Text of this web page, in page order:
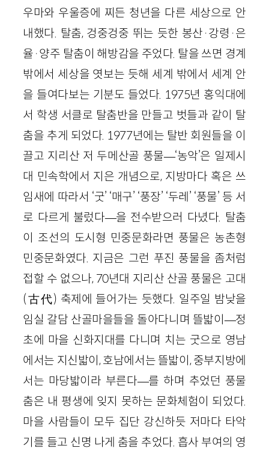
우마와 우울증에 찌든 청년을 다른 세상으로 안
내했다. 탈춤, 겅중겅중 뛰는 듯한 봉산·강령·은
율·양주 탈춤이 해방감을 주었다. 탈을 쓰면 경계
밖에서 세상을 엿보는 듯해 세계 밖에서 세계 안
을 들여다보는 기분도 들었다. 1975년 홍익대에
서 학생 서클로 탈춤반을 만들고 벗들과 같이 탈
춤을 추게 되었다. 1977년에는 탈반 회원들을 이
끌고 지리산 저 두메산골 풍물—‘농악’은 일제시
대 민속학에서 지은 개념으로, 지방마다 혹은 쓰
임새에 따라서 ‘굿’ ‘매구’ ‘풍장’ ‘두레’ ‘풍물’ 등 서
로 다르게 불렀다—을 전수받으러 다녔다. 탈춤
이 조선의 도시형 민중문화라면 풍물은 농촌형
민중문화였다. 지금은 그런 푸진 풍물을 좀처럼
접할 수 없으나, 70년대 지리산 산골 풍물은 고대
(古代) 축제에 들어가는 듯했다. 일주일 밤낮을
임실 갈담 산골마을들을 돌아다니며 뜰밟이—정
초에 마을 신화지대를 다니며 치는 굿으로 영남
에서는 지신밟이, 호남에서는 뜰밟이, 중부지방에
서는 마당밟이라 부른다—를 하며 추었던 풍물
춤은 내 평생에 잊지 못하는 문화체험이 되었다.
마을 사람들이 모두 집단 강신하듯 저마다 타악
기를 들고 신명 나게 춤을 추었다. 흡사 부여의 영